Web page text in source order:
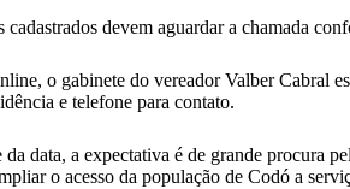
cadastrados devem aguardar a chamada
o gabinete do vereador Valber Cabral
e telefone para contato.
data, a expectativa é de grande procura
o acesso da população de Codó a